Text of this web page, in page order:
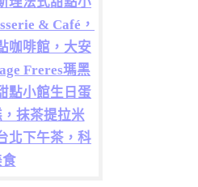
& Café，
咖啡館，大安
Freres瑪黑
點小館生日蛋
抹茶提拉米
北下午茶，科